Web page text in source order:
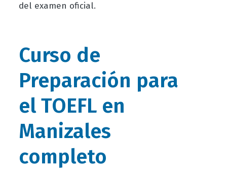
del examen oficial.
Curso de
Preparación para
el TOEFL en
Manizales
completo